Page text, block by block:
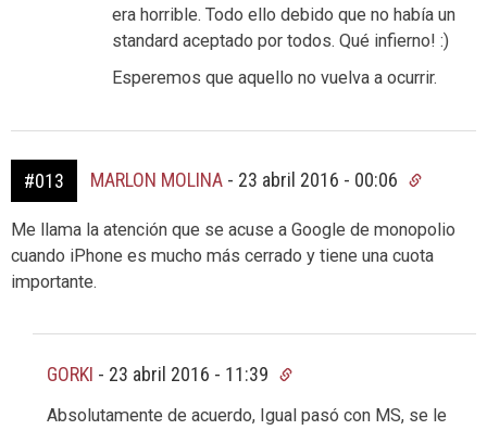
era horrible. Todo ello debido que no había un
standard aceptado por todos. Qué infierno! :)
Esperemos que aquello no vuelva a ocurrir.
#013 MARLON MOLINA - 23 abril 2016 - 00:06
Me llama la atención que se acuse a Google de monopolio
cuando iPhone es mucho más cerrado y tiene una cuota
importante.
GORKI - 23 abril 2016 - 11:39
Absolutamente de acuerdo, Igual pasó con MS, se le